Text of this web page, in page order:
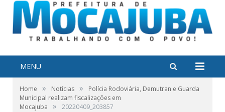
MENU
Home » Notícias »
Polícia Rodoviária, Demutran e Guarda
Municipal realizam fiscalizações em
Mocajuba
» 20220409_203857